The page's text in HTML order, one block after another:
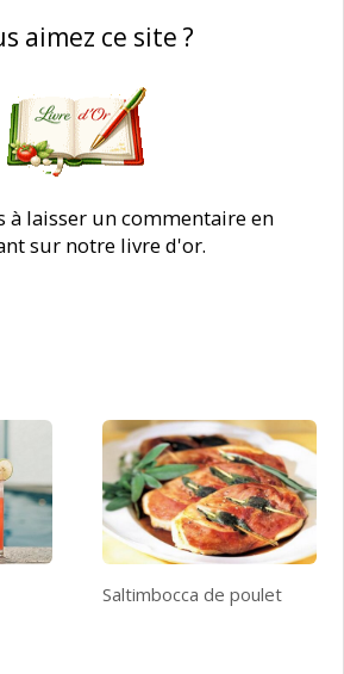
aimez ce site ?
à laisser un commentaire en
sur notre livre d'or.
Saltimbocca de poulet